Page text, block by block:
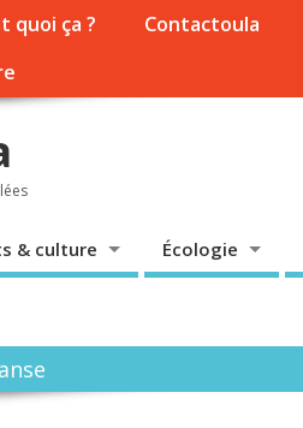
quoi ça ? Contactoula
& culture Écologie